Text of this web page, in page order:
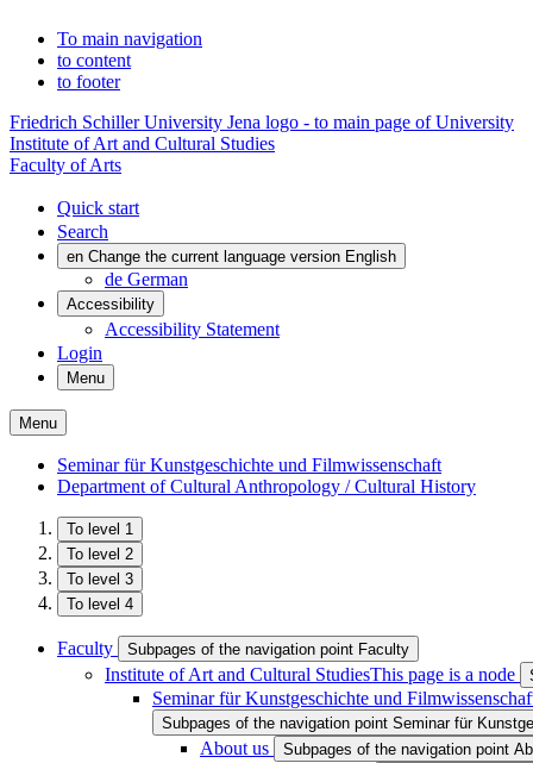
To main navigation
to content
to footer
Friedrich Schiller University Jena logo - to main page of University
Institute of Art and Cultural Studies
Faculty of Arts
Quick start
Search
en Change the current language version English
de German
Accessibility
Accessibility Statement
Login
Menu
Menu
Seminar für Kunstgeschichte und Filmwissenschaft
Department of Cultural Anthropology / Cultural History
To level 1
To level 2
To level 3
To level 4
Faculty Subpages of the navigation point Faculty
Institute of Art and Cultural StudiesThis page is a node
Seminar für Kunstgeschichte und
Subpages of the navigation point Seminar für
About us Subpages of the navigation point